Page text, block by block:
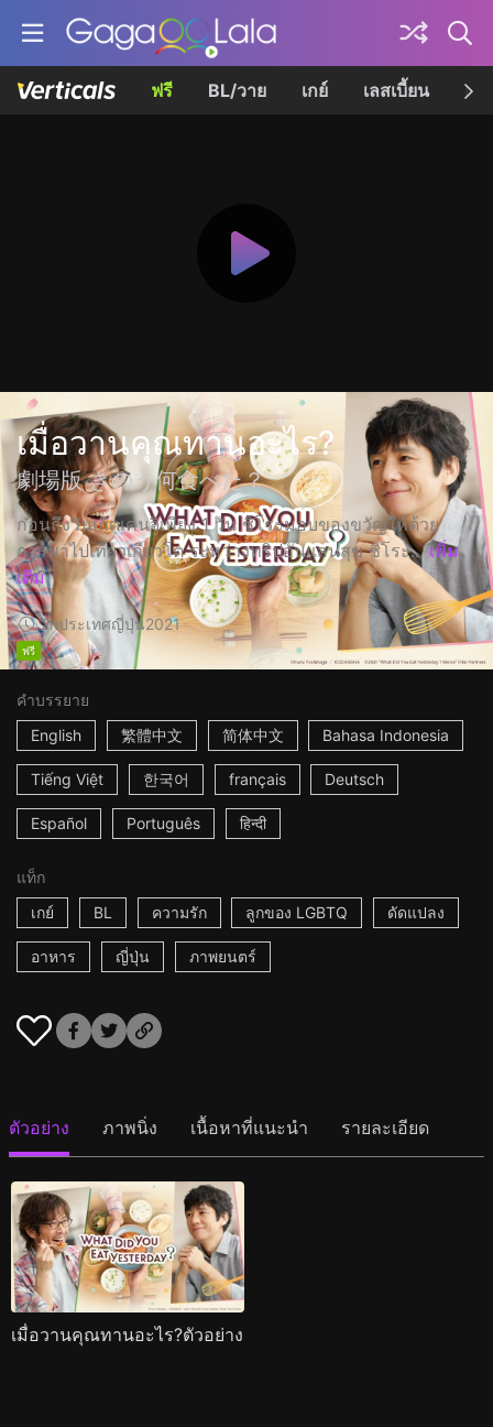
ฟรี BL/วาย เกย์ เลสเบี้ยน เค
เมื่อวานคุณทานอะไร?
劇場版 きのう何食べた？
ก่อนถึงวันเกิดเคนจิเพียง 1 วัน ชิโระมอบของขวัญให้ด้วย
การพาไปเที่ยวเกียวโต ระหว่างทริปอันแสนสุข ชิโระ... เพิ่ม
เติม
2hประเทศญี่ปุ่น2021
ฟรี
คำบรรยาย
English
繁體中文 简体中文 Bahasa Indonesia
Tiếng Việt 한국어 français Deutsch
Español Português हिन्दी
แท็ก
เกย์
BL ความรัก ลูกของ LGBTQ ดัดแปลง
อาหาร ญี่ปุ่น ภาพยนตร์
ตัวอย่าง ภาพนิ่ง เนื้อหาที่แนะนำ รายละเอียด
เมื่อวานคุณทานอะไร?ตัวอย่าง